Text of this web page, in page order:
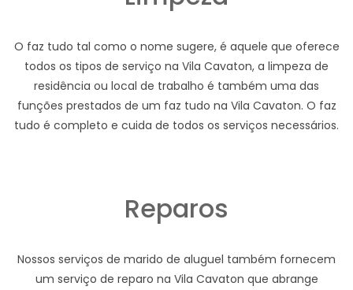
O faz tudo tal como o nome sugere, é aquele que oferece
todos os tipos de serviço na Vila Cavaton, a limpeza de
residência ou local de trabalho é também uma das
funções prestados de um faz tudo na Vila Cavaton. O faz
tudo é completo e cuida de todos os serviços necessários.
Reparos
Nossos serviços de marido de aluguel também fornecem
um serviço de reparo na Vila Cavaton que abrange